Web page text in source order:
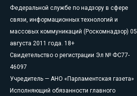
Федеральной службе по надзору в сфере
связи, информационных технологий и
массовых коммуникаций (Роскомнадзор) 05
августа 2011 года. 18+
Свидетельство о регистрации Эл № ФС77-
46097
Учредитель — АНО «Парламентская газета»
Исполняющий обязанности главного